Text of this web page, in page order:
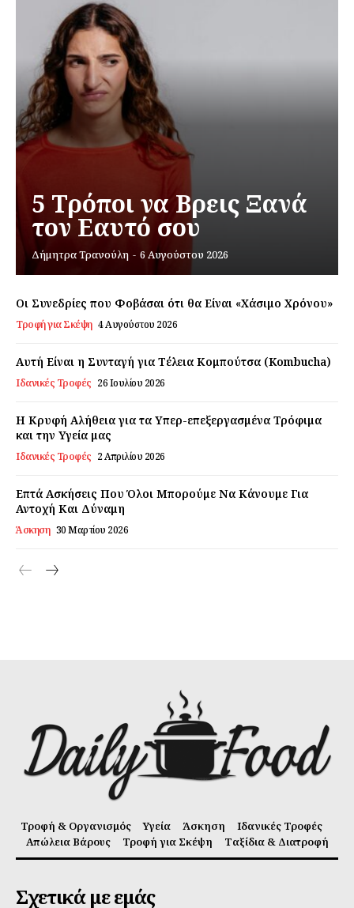
Εγγραφείτε τώρα!
Σχετικά με εμάς
Ο λογαριασμός μου
Επικοινωνία
5 Τρόποι να Βρεις Ξανά
τον Εαυτό σου
Δήμητρα Τρανούλη - 6 Αυγούστου 2026
Οι Συνεδρίες που Φοβάσαι ότι θα Είναι «Χάσιμο Χρόνου»
Τροφή για Σκέψη 4 Αυγούστου 2026
Αυτή Είναι η Συνταγή για Τέλεια Κομπούτσα (Kombucha)
Ιδανικές Τροφές 26 Ιουλίου 2026
Η Κρυφή Αλήθεια για τα Υπερ-επεξεργασμένα Τρόφιμα
και την Υγεία μας
Ιδανικές Τροφές 2 Απριλίου 2026
Επτά Ασκήσεις Που Όλοι Μπορούμε Να Κάνουμε Για
Αντοχή Και Δύναμη
Άσκηση 30 Μαρτίου 2026
Τροφή & Οργανισμός Υγεία Άσκηση
Ιδανικές Τροφές
Απώλεια Βάρους
Τροφή για Σκέψη Ταξίδια & Διατροφή
Σχετικά με εμάς